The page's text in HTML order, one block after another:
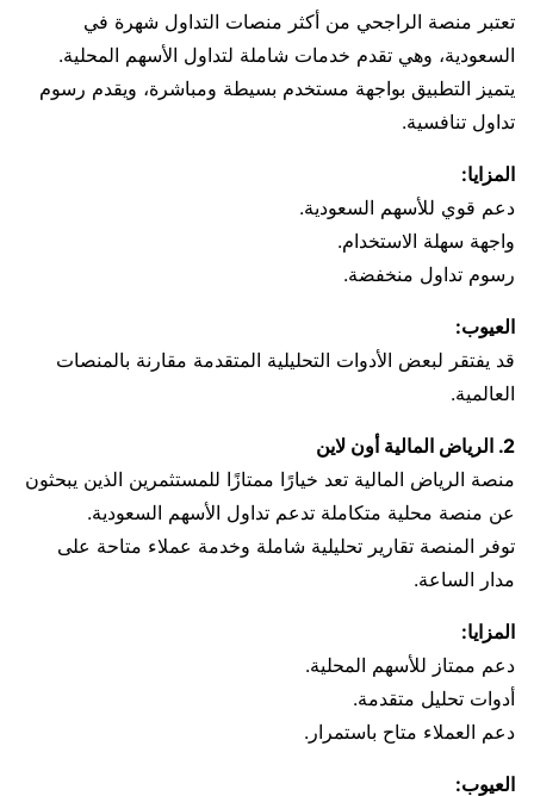
تعتبر منصة الراجحي من أكثر منصات التداول شهرة في
السعودية، وهي تقدم خدمات شاملة لتداول الأسهم المحلية.
يتميز التطبيق بواجهة مستخدم بسيطة ومباشرة، ويقدم رسوم
تداول تنافسية.
المزايا:
دعم قوي للأسهم السعودية.
واجهة سهلة الاستخدام.
رسوم تداول منخفضة.
العيوب:
قد يفتقر لبعض الأدوات التحليلية المتقدمة مقارنة بالمنصات
العالمية.
2. الرياض المالية أون لاين
منصة الرياض المالية تعد خيارًا ممتازًا للمستثمرين الذين يبحثون
عن منصة محلية متكاملة تدعم تداول الأسهم السعودية.
توفر المنصة تقارير تحليلية شاملة وخدمة عملاء متاحة على
مدار الساعة.
المزايا:
دعم ممتاز للأسهم المحلية.
أدوات تحليل متقدمة.
دعم العملاء متاح باستمرار.
العيوب: